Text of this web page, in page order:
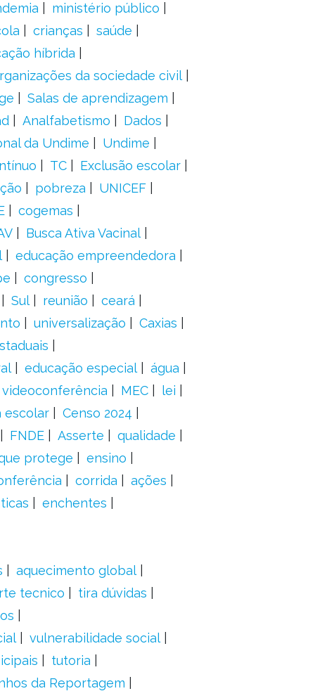
ministério público
crianças
saúde
híbrida
da sociedade civil
Salas de aprendizagem
Analfabetismo
Dados
da Undime
Undime
TC
Exclusão escolar
pobreza
UNICEF
cogemas
Busca Ativa Vacinal
educação empreendedora
congresso
Sul
reunião
ceará
universalização
Caxias
educação especial
água
videoconferência
MEC
lei
escolar
Censo 2024
FNDE
Asserte
qualidade
protege
ensino
corrida
ações
enchentes
aquecimento global
tecnico
tira dúvidas
vulnerabilidade social
tutoria
da Reportagem